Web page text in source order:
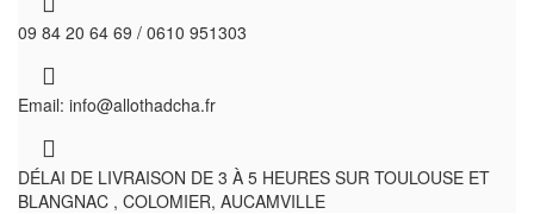
09 84 20 64 69 / 0610 951303
Email: info@allothadcha.fr
DÉLAI DE LIVRAISON DE 3 À 5 HEURES SUR TOULOUSE ET
BLANGNAC , COLOMIER, AUCAMVILLE